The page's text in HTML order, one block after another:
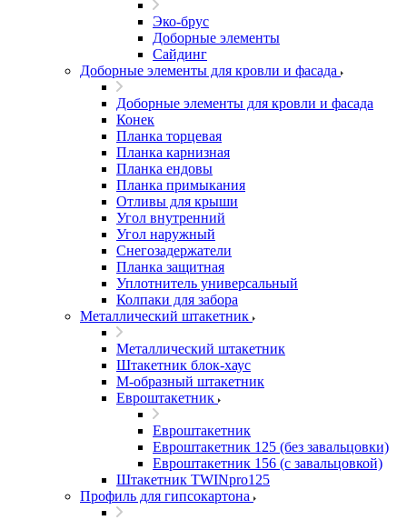
Эко-брус
Доборные элементы
Сайдинг
Доборные элементы для кровли и фасада
Доборные элементы для кровли и фасада
Конек
Планка торцевая
Планка карнизная
Планка ендовы
Планка примыкания
Отливы для крыши
Угол внутренний
Угол наружный
Снегозадержатели
Планка защитная
Уплотнитель универсальный
Колпаки для забора
Металлический штакетник
Металлический штакетник
Штакетник блок-хаус
М-образный штакетник
Евроштакетник
Евроштакетник
Евроштакетник 125 (без завальцовки)
Евроштакетник 156 (с завальцовкой)
Штакетник TWINpro125
Профиль для гипсокартона